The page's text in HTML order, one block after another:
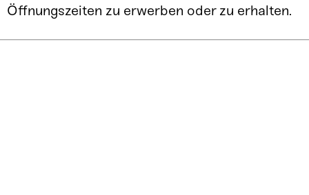
Öffnungszeiten zu erwerben oder zu erhalten.